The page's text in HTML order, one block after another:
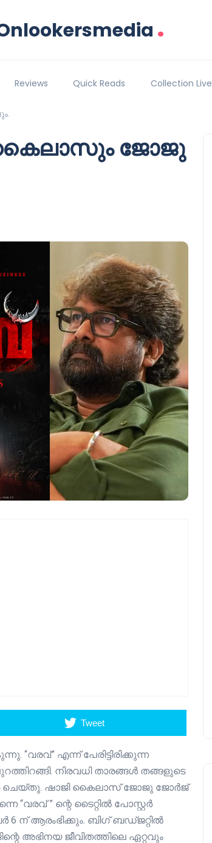
.
Reviews Quick Reads Collection Live
കൈലാസും ജോജു
Tweet
എന്ന് പേരിട്ടിരിക്കുന്ന
നിരവധി താരങ്ങൾ തങ്ങളുടെ
ചെയ്തു. ഷാജി കൈലാസ് ജോജു ജോർജ്
” ന്റെ ടൈറ്റിൽ പോസ്റ്റർ
6 ന് ആരംഭിക്കും. ബിഗ് ബഡ്ജറ്റിൽ
അഭിനയ ജീവിതത്തിലെ ഏറ്റവും